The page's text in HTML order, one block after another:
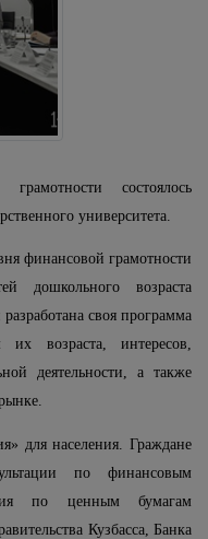
состоялось
университета.
финансовой грамотности
дошкольного возраста
своя программа
их возраста, интересов,
деятельности, а также
для населения. Граждане
по финансовым
по ценным бумагам
Кузбасса, Банка